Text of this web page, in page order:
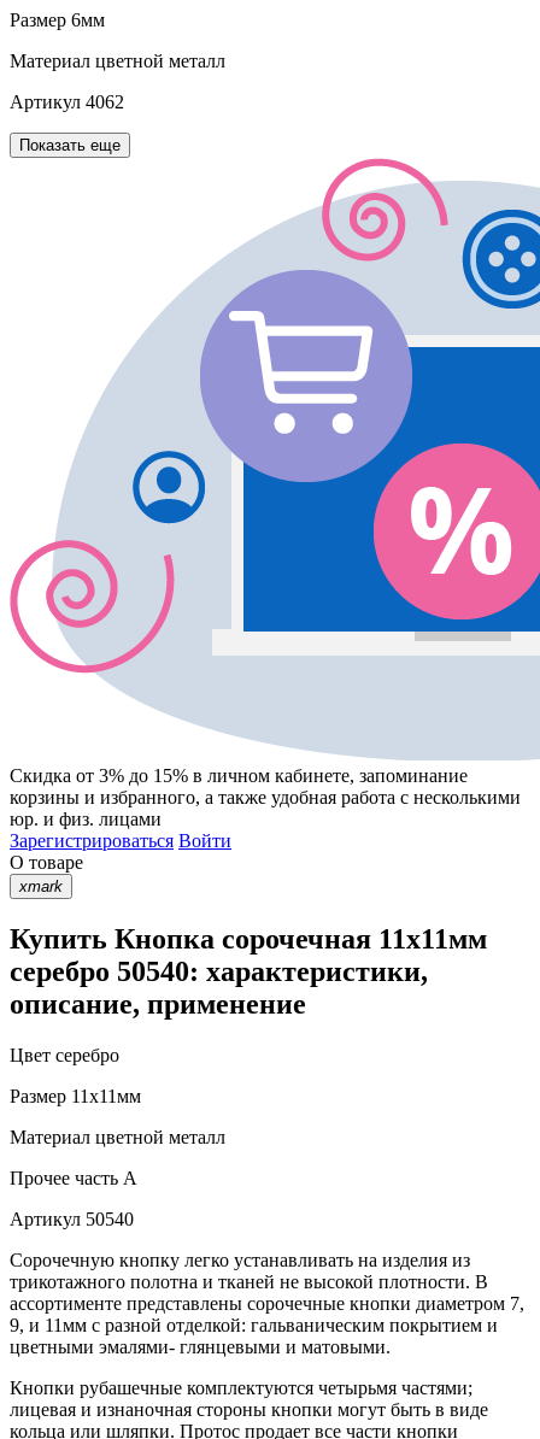
Размер 6мм
Материал цветной металл
Артикул 4062
Показать еще
Скидка от 3% до 15% в личном кабинете, запоминание
корзины и избранного, а также удобная работа с несколькими
юр. и физ. лицами
Зарегистрироваться Войти
О товаре
xmark
Купить Кнопка сорочечная 11х11мм
серебро 50540: характеристики,
описание, применение
Цвет серебро
Размер 11х11мм
Материал цветной металл
Прочее часть A
Артикул 50540
Сорочечную кнопку легко устанавливать на изделия из
трикотажного полотна и тканей не высокой плотности. В
ассортименте представлены сорочечные кнопки диаметром 7,
9, и 11мм с разной отделкой: гальваническим покрытием и
цветными эмалями- глянцевыми и матовыми.
Кнопки рубашечные комплектуются четырьмя частями;
лицевая и изнаночная стороны кнопки могут быть в виде
кольца или шляпки. Протос продает все части кнопки